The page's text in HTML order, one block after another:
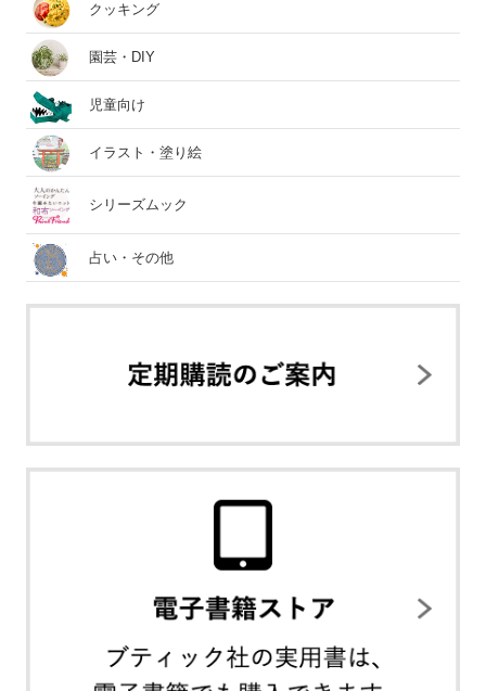
クッキング
園芸・DIY
児童向け
イラスト・塗り絵
シリーズムック
占い・その他